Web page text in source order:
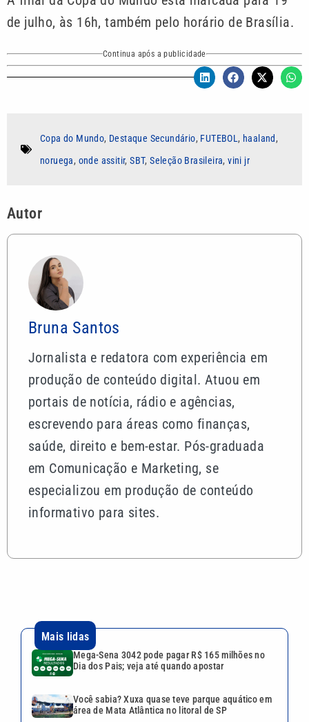
de julho, às 16h, também pelo horário de Brasília.
Continua após a publicidade
Copa do Mundo, Destaque Secundário, FUTEBOL , haaland ,
noruega, onde assitir,SBT,Seleção Brasileira,vini jr
Autor
Bruna Santos
Jornalista e redatora com experiência em
produção de conteúdo digital. Atuou em
portais de notícia, rádio e agências,
escrevendo para áreas como finanças,
saúde, direito e bem-estar. Pós-graduada
em Comunicação e Marketing, se
especializou em produção de conteúdo
informativo para sites.
Mais lidas
Mega-Sena 3042 pode pagar R$ 165 milhões no
Dia dos Pais; veja até quando apostar
Você sabia? Xuxa quase teve parque aquático em
área de Mata Atlântica no litoral de SP